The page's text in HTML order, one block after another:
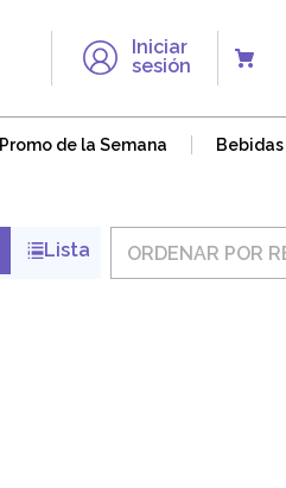
Iniciar
sesión
Promo de la Semana
ORDENAR POR